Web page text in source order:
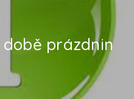
prázdnin